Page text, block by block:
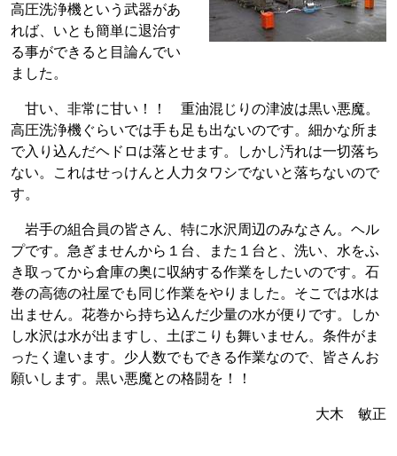
高圧洗浄機という武器があ
れば、いとも簡単に退治す
る事ができると目論んでい
ました。
甘い、非常に甘い！！ 重油混じりの津波は黒い悪魔。
高圧洗浄機ぐらいでは手も足も出ないのです。細かな所ま
で入り込んだヘドロは落とせます。しかし汚れは一切落ち
ない。これはせっけんと人力タワシでないと落ちないので
す。
岩手の組合員の皆さん、特に水沢周辺のみなさん。ヘル
プです。急ぎませんから１台、また１台と、洗い、水をふ
き取ってから倉庫の奥に収納する作業をしたいのです。石
巻の高徳の社屋でも同じ作業をやりました。そこでは水は
出ません。花巻から持ち込んだ少量の水が便りです。しか
し水沢は水が出ますし、土ぼこりも舞いません。条件がま
ったく違います。少人数でもできる作業なので、皆さんお
願いします。黒い悪魔との格闘を！！
大木 敏正